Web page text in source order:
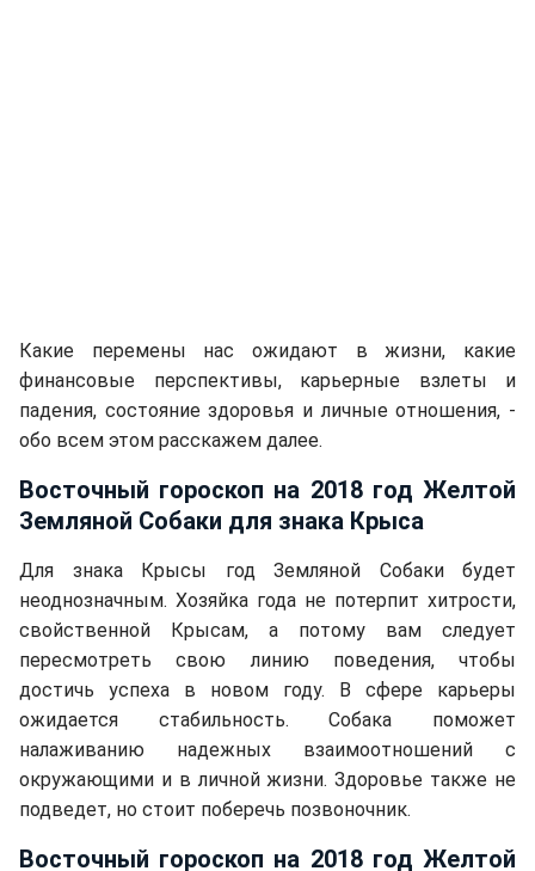
Какие перемены нас ожидают в жизни, какие
финансовые перспективы, карьерные взлеты и
падения, состояние здоровья и личные отношения, -
обо всем этом расскажем далее.
Восточный гороскоп на 2018 год Желтой
Земляной Собаки для знака Крыса
Для знака Крысы год Земляной Собаки будет
неоднозначным. Хозяйка года не потерпит хитрости,
свойственной Крысам, а потому вам следует
пересмотреть свою линию поведения, чтобы
достичь успеха в новом году. В сфере карьеры
ожидается стабильность. Собака поможет
налаживанию надежных взаимоотношений с
окружающими и в личной жизни. Здоровье также не
подведет, но стоит поберечь позвоночник.
Восточный гороскоп на 2018 год Желтой